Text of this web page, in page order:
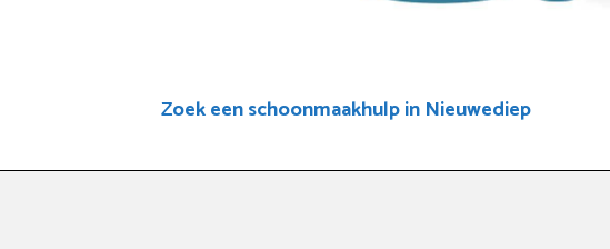
Zoek een schoonmaakhulp in Nieuwediep